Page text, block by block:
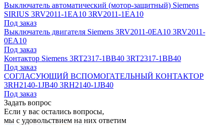
Выключатель автоматический (мотор-защитный) Siemens
SIRIUS 3RV2011-1EA10 3RV2011-1EA10
Под заказ
Выключатель двигателя Siemens 3RV2011-0EA10 3RV2011-
0EA10
Под заказ
Контактор Siemens 3RT2317-1BB40 3RT2317-1BB40
Под заказ
СОГЛАСУЮЩИЙ ВСПОМОГАТЕЛЬНЫЙ КОНТАКТОР
3RH2140-1JB40 3RH2140-1JB40
Под заказ
Задать вопрос
Если у вас остались вопросы,
мы с удовольствием на них ответим